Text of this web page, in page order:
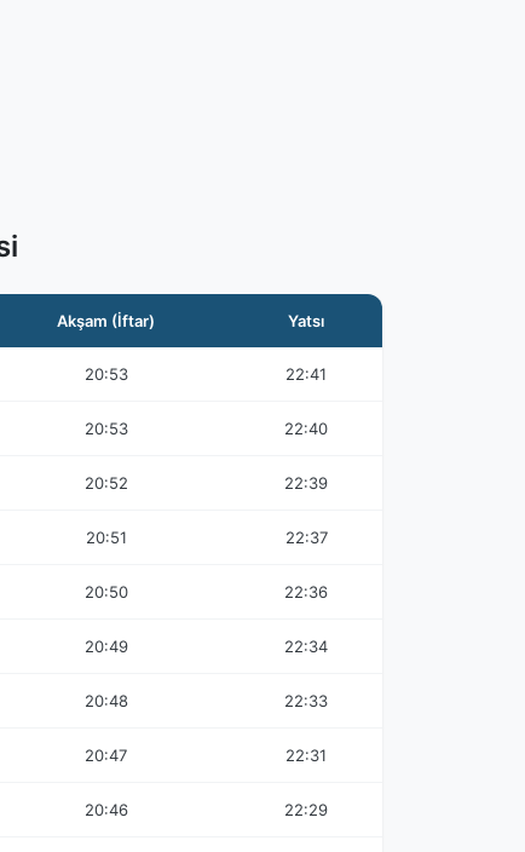
Akşam (İftar) Yatsı
20:53 22:41
20:53 22:40
20:52 22:39
20:51 22:37
20:50 22:36
20:49 22:34
20:48 22:33
20:47 22:31
20:46 22:29